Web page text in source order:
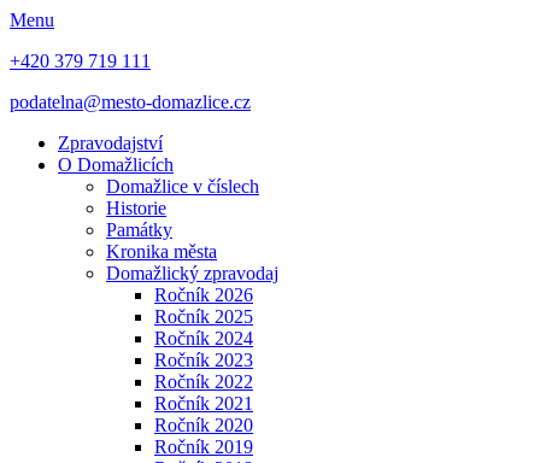
Menu
+420 379 719 111
podatelna@mesto-domazlice.cz
Zpravodajství
O Domažlicích
Domažlice v číslech
Historie
Památky
Kronika města
Domažlický zpravodaj
Ročník 2026
Ročník 2025
Ročník 2024
Ročník 2023
Ročník 2022
Ročník 2021
Ročník 2020
Ročník 2019